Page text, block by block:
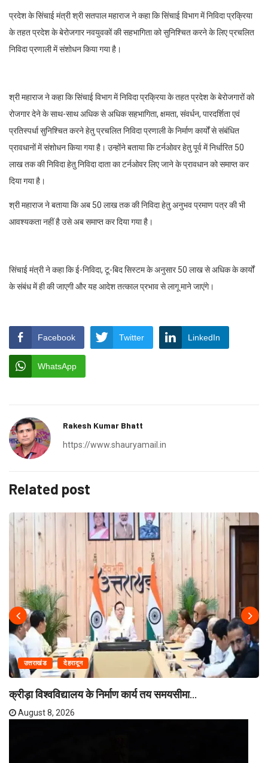
प्रदेश के सिंचाई मंत्री श्री सतपाल महाराज ने कहा कि सिंचाई विभाग में निविदा प्रक्रिया
के तहत प्रदेश के बेरोजगार नवयुवकों की सहभागिता को सुनिश्चित करने के लिए प्रचलित
निविदा प्रणाली में संशोधन किया गया है।
श्री महाराज ने कहा कि सिंचाई विभाग में निविदा प्रक्रिया के तहत प्रदेश के बेरोजगारों को
रोजगार देने के साथ-साथ अधिक से अधिक सहभागिता, क्षमता, संवर्धन, पारदर्शिता एवं
प्रतिस्पर्धा सुनिश्चित करने हेतु प्रचलित निविदा प्रणाली के निर्माण कार्यों से संबंधित
प्रावधानों में संशोधन किया गया है। उन्होंने बताया कि टर्नओवर हेतु पूर्व में निर्धारित 50
लाख तक की निविदा हेतु निविदा दाता का टर्नओवर लिए जाने के प्रावधान को समाप्त कर
दिया गया है।
श्री महाराज ने बताया कि अब 50 लाख तक की निविदा हेतु अनुभव प्रमाण पत्र की भी
आवश्यकता नहीं है उसे अब समाप्त कर दिया गया है।
सिंचाई मंत्री ने कहा कि ई-निविदा, टू-बिद सिस्टम के अनुसार 50 लाख से अधिक के कार्यों
के संबंध में ही की जाएगी और यह आदेश तत्काल प्रभाव से लागू माने जाएंगे।
Facebook Twitter LinkedIn
WhatsApp
Rakesh Kumar Bhatt
https://www.shauryamail.in
Related post
उत्तराखंड देहरादून
क्रीड़ा विश्वविद्यालय के निर्माण कार्य तय समयसीमा...
August 8, 2026